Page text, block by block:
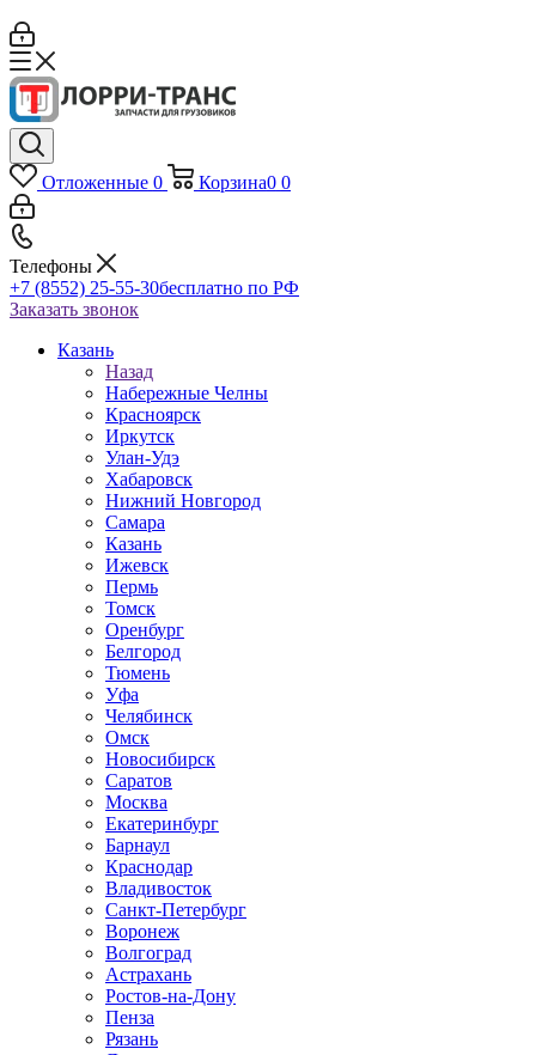
Отложенные 0 Корзина0 0
Телефоны
+7 (8552) 25-55-30бесплатно по РФ
Заказать звонок
Казань
Назад
Набережные Челны
Красноярск
Иркутск
Улан-Удэ
Хабаровск
Нижний Новгород
Самара
Казань
Ижевск
Пермь
Томск
Оренбург
Белгород
Тюмень
Уфа
Челябинск
Омск
Новосибирск
Саратов
Москва
Екатеринбург
Барнаул
Краснодар
Владивосток
Санкт-Петербург
Воронеж
Волгоград
Астрахань
Ростов-на-Дону
Пенза
Рязань